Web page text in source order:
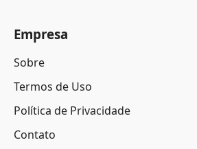
Empresa
Sobre
Termos de Uso
Política de Privacidade
Contato